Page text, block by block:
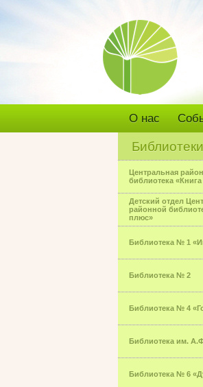
О нас
Центральная
библиотека
Детский отдел
районной
плюс»
Библиотека № 1
Библиотека № 2
Библиотека № 4
Библиотека им.
Библиотека № 6